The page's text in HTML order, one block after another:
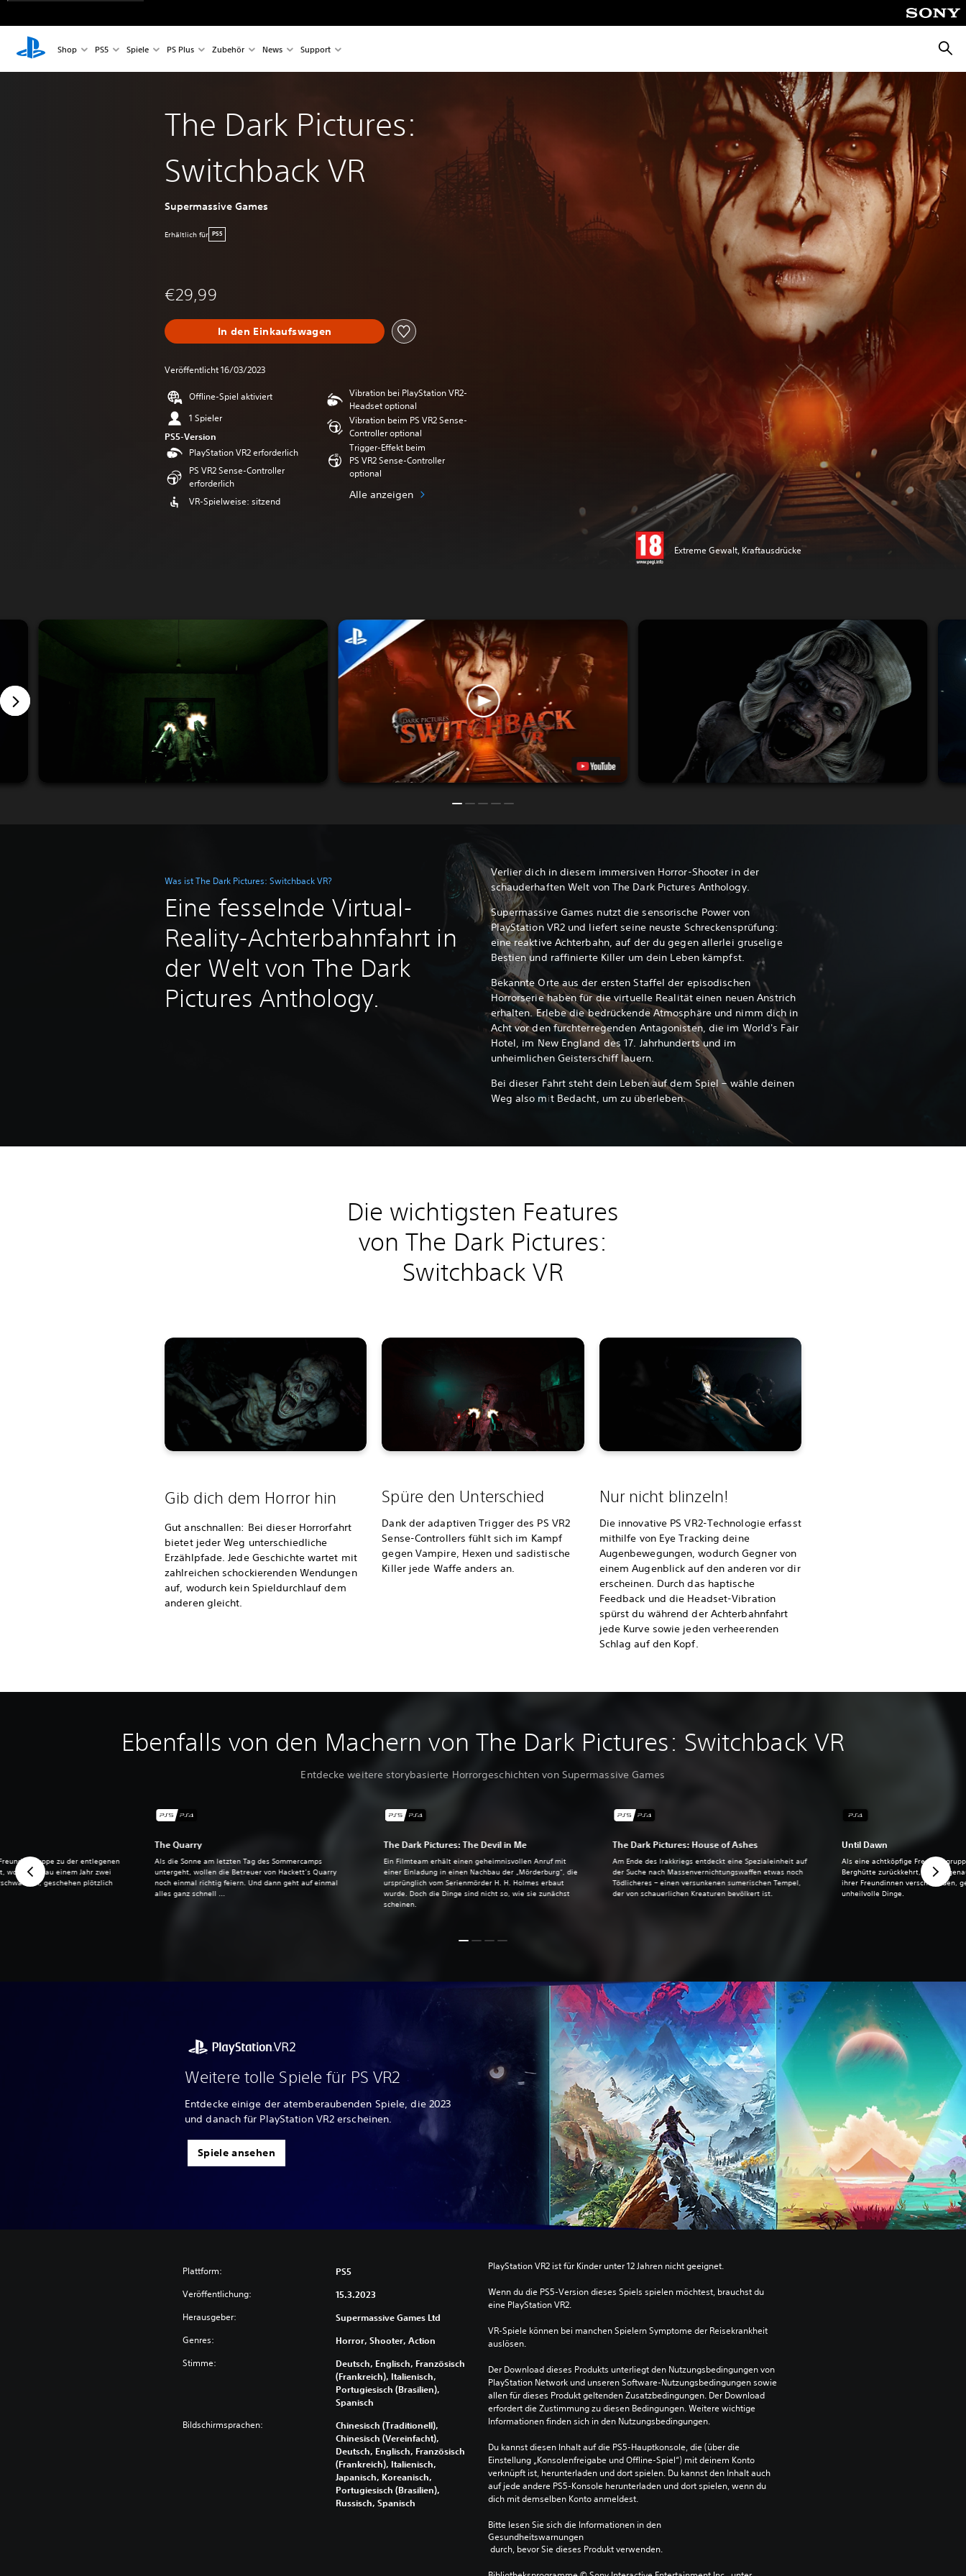
Shop PS5 Spiele PS Plus Zubehör News Support
The Dark Pictures:
Switchback VR
Supermassive Games
Erhältlich für PS5
€29,99
In den Einkaufswagen
Veröffentlicht 16/03/2023
Offline-Spiel aktiviert
1 Spieler
PS5-Version
PlayStation VR2 erforderlich
PS VR2 Sense-Controller
erforderlich
VR-Spielweise: sitzend
Vibration bei PlayStation VR2-
Headset optional
Vibration beim PS VR2 Sense-
Controller optional
Trigger-Effekt beim
PS VR2 Sense-Controller
optional
Alle anzeigen
Extreme Gewalt, Kraftausdrücke
Was ist The Dark Pictures: Switchback VR?
Eine fesselnde Virtual-
Reality-Achterbahnfahrt in
der Welt von The Dark
Pictures Anthology.
Verlier dich in diesem immersiven Horror-Shooter in der
schauderhaften Welt von The Dark Pictures Anthology.
Supermassive Games nutzt die sensorische Power von
PlayStation VR2 und liefert seine neuste Schreckensprüfung:
eine reaktive Achterbahn, auf der du gegen allerlei gruselige
Bestien und raffinierte Killer um dein Leben kämpfst.
Bekannte Orte aus der ersten Staffel der episodischen
Horrorserie haben für die virtuelle Realität einen neuen Anstrich
erhalten. Erlebe die bedrückende Atmosphäre und nimm dich in
Acht vor den furchterregenden Antagonisten, die im World's Fair
Hotel, im New England des 17. Jahrhunderts und im
unheimlichen Geisterschiff lauern.
Bei dieser Fahrt steht dein Leben auf dem Spiel – wähle deinen
Weg also mit Bedacht, um zu überleben.
Die wichtigsten Features
von The Dark Pictures:
Switchback VR
Gib dich dem Horror hin
Gut anschnallen: Bei dieser Horrorfahrt
bietet jeder Weg unterschiedliche
Erzählpfade. Jede Geschichte wartet mit
zahlreichen schockierenden Wendungen
auf, wodurch kein Spieldurchlauf dem
anderen gleicht.
Spüre den Unterschied
Dank der adaptiven Trigger des PS VR2
Sense-Controllers fühlt sich im Kampf
gegen Vampire, Hexen und sadistische
Killer jede Waffe anders an.
Nur nicht blinzeln!
Die innovative PS VR2-Technologie erfasst
mithilfe von Eye Tracking deine
Augenbewegungen, wodurch Gegner von
einem Augenblick auf den anderen vor dir
erscheinen. Durch das haptische
Feedback und die Headset-Vibration
spürst du während der Achterbahnfahrt
jede Kurve sowie jeden verheerenden
Schlag auf den Kopf.
Ebenfalls von den Machern von The Dark Pictures: Switchback VR
Entdecke weitere storybasierte Horrorgeschichten von Supermassive Games
The Dark Pictures: The Devil in Me
Ein Filmteam erhält einen geheimnisvollen Anruf mit
einer Einladung in einen Nachbau der „Mörderburg“, die
ursprünglich vom Serienmörder H. H. Holmes erbaut
wurde. Doch die Dinge sind nicht so, wie sie zunächst
scheinen.
The Dark Pictures: House of Ashes
Am Ende des Irakkriegs entdeckt eine Spezialeinheit auf
der Suche nach Massenvernichtungswaffen etwas noch
Tödlicheres – einen versunkenen sumerischen Tempel,
der von schauerlichen Kreaturen bevölkert ist.
Until Dawn
Als eine achtköpfige
Berghütte zurückkehrt, wo vor
ihrer Freundinnen verschwanden,
unheilvolle Dinge.
zu der entlegenen
wo vor genau einem Jahr zwei
geschehen plötzlich
The Quarry
Als die Sonne am letzten Tag des Sommercamps
untergeht, wollen die Betreuer von Hackett’s Quarry
noch einmal richtig feiern. Und dann geht auf einmal
alles ganz schnell ...
Weitere tolle Spiele für PS VR2
Entdecke einige der atemberaubenden Spiele, die 2023
und danach für PlayStation VR2 erscheinen.
Spiele ansehen
Plattform: PS5
Veröffentlichung: 15.3.2023
Herausgeber: Supermassive Games Ltd
Genres: Horror, Shooter, Action
Stimme:
Deutsch, Englisch, Französisch
(Frankreich), Italienisch,
Portugiesisch (Brasilien),
Spanisch
Bildschirmsprachen:
Chinesisch (Traditionell),
Chinesisch (Vereinfacht),
Deutsch, Englisch, Französisch
(Frankreich), Italienisch,
Japanisch, Koreanisch,
Portugiesisch (Brasilien),
Russisch, Spanisch
PlayStation VR2 ist für Kinder unter 12 Jahren nicht geeignet.
Wenn du die PS5-Version dieses Spiels spielen möchtest, brauchst du
eine PlayStation VR2.
VR-Spiele können bei manchen Spielern Symptome der Reisekrankheit
auslösen.
Der Download dieses Produkts unterliegt den Nutzungsbedingungen von
PlayStation Network und unseren Software-Nutzungsbedingungen sowie
allen für dieses Produkt geltenden Zusatzbedingungen. Der Download
erfordert die Zustimmung zu diesen Bedingungen. Weitere wichtige
Informationen finden sich in den Nutzungsbedingungen.
Du kannst diesen Inhalt auf die PS5-Hauptkonsole, die (über die
Einstellung „Konsolenfreigabe und Offline-Spiel“) mit deinem Konto
verknüpft ist, herunterladen und dort spielen. Du kannst den Inhalt auch
auf jede andere PS5-Konsole herunterladen und dort spielen, wenn du
dich mit demselben Konto anmeldest.
Bitte lesen Sie sich die Informationen in den
Gesundheitswarnungen
durch, bevor Sie dieses Produkt verwenden.